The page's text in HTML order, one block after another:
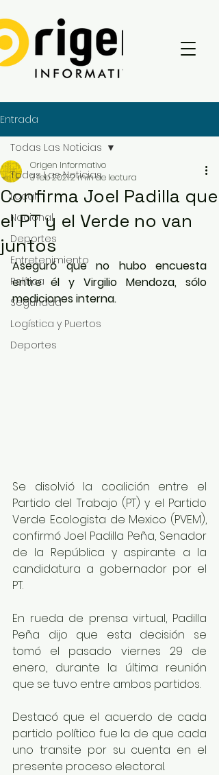
Entrada
Todas Las Noticias
Local
Nacional
Deportes
Entretenimiento
Política
Seguridad
Logística y Puertos
Deportes
Todas Las Noticias
Confirma Joel Padilla que
el PT y el Verde no van
juntos
Origen Informativo
3 feb 20212 min de lectura
Aseguró que no hubo encuesta
entre él y Virgilio Mendoza, sólo
mediciones interna.
Se disolvió la coalición entre el
Partido del Trabajo (PT) y el Partido
Verde Ecologista de Mexico (PVEM),
confirmó Joel Padilla Peña, Senador
de la República y aspirante a la
candidatura a gobernador por el
PT.
En rueda de prensa virtual, Padilla
Peña dijo que esta decisión se
tomó el pasado viernes 29 de
enero, durante la última reunión
que se tuvo entre ambos partidos.
Destacó que el acuerdo de cada
partido político fue la de que cada
uno transite por su cuenta en el
presente proceso electoral.